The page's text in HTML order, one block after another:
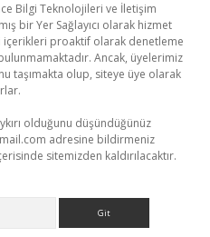
Bilgi Teknolojileri ve İletişim
bir Yer Sağlayıcı olarak hizmet
proaktif olarak denetleme
Ancak, üyelerimiz
taşımakta olup, siteye üye olarak
olduğunu düşündüğünüz
adresine bildirmeniz
sitemizden kaldırılacaktır.